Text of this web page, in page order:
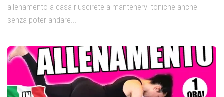
allenamento a casa riuscirete a mantenervi toniche anche
senza poter andare...